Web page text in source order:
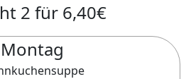
2 für 6,40€
Montag